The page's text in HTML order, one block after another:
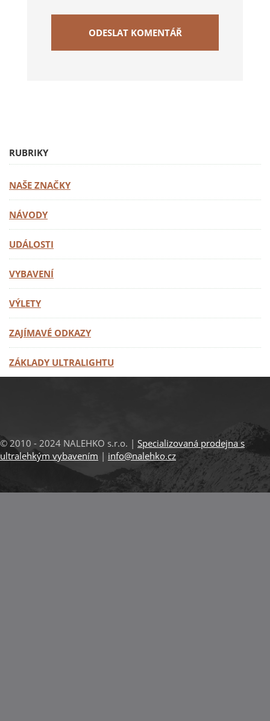
RUBRIKY
NAŠE ZNAČKY
NÁVODY
UDÁLOSTI
VYBAVENÍ
VÝLETY
ZAJÍMAVÉ ODKAZY
ZÁKLADY ULTRALIGHTU
© 2010 - 2024 NALEHKO s.r.o. | Specializovaná prodejna s
ultralehkým vybavením | info@nalehko.cz